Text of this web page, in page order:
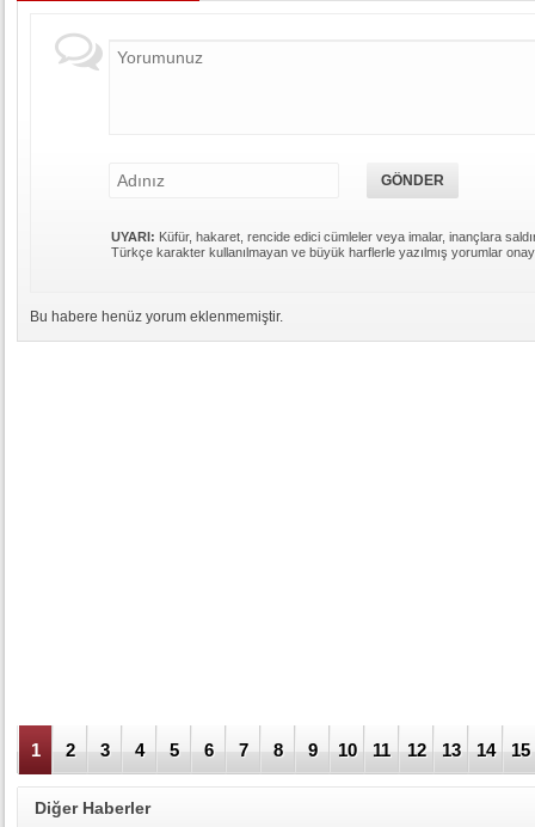
UYARI: Küfür, hakaret, rencide edici cümleler veya imalar, inançlara
Türkçe karakter kullanılmayan ve büyük harflerle yazılmış yorumlar
Bu habere henüz yorum eklenmemiştir.
1 2 3 4 5 6 7 8 9 10 11 12 13 14 15
Diğer Haberler